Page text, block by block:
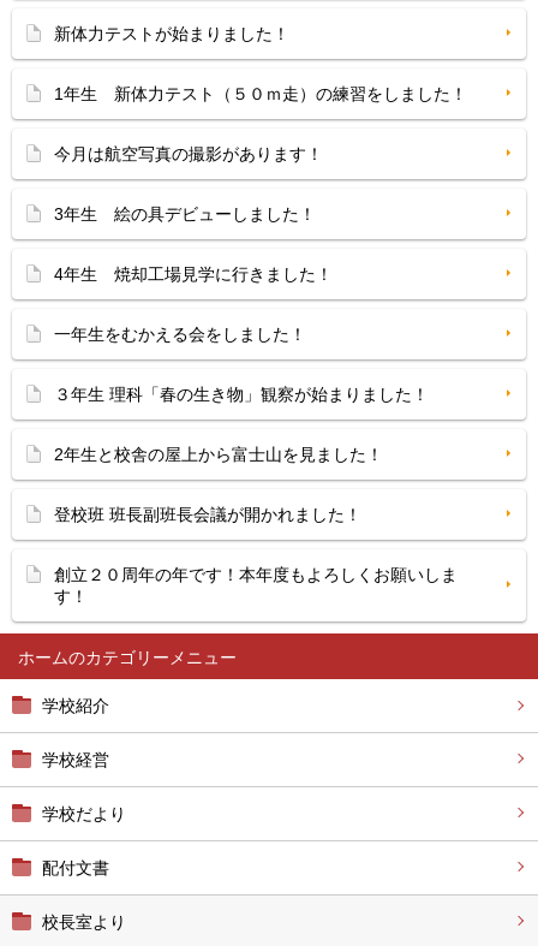
ホーム
学校紹介
学校経営
学校だより
配付文書
校長室より
新体力テストが始まりました！
1年生 新体力テスト（５０ｍ走）の練習をしました！
今月は航空写真の撮影があります！
3年生 絵の具デビューしました！
4年生 焼却工場見学に行きました！
一年生をむかえる会をしました！
３年生 理科「春の生き物」観察が始まりました！
2年生と校舎の屋上から富士山を見ました！
登校班 班長副班長会議が開かれました！
創立２０周年の年です！本年度もよろしくお願いしま
す！